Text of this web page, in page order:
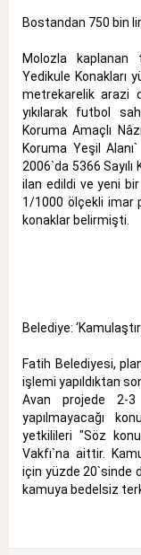
Bostandan 750 bin
Molozla kaplanan
Yedikule Konakları
metrekarelik arazi
yıkılarak futbol
Koruma Amaçlı
Koruma Yeşil
2006`da 5366 Sayılı
ilan edildi ve yeni bir
1/1000 ölçekli imar
konaklar belirmişti.
Belediye:
Fatih Belediyesi,
işlemi yapıldıktan
Avan projede 2-3
yapılmayacağı
yetkilileri "Söz
Vakfı`na aittir.
için yüzde 20`sinde
kamuya bedelsiz